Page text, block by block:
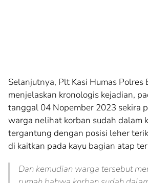
Selanjutnya, Plt Kasi Humas Polres
menjelaskan kronologis kejadian,
tanggal 04 Nopember 2023 sekira
warga nelihat korban sudah dalam
tergantung dengan posisi leher
di kaitkan pada kayu bagian atap
Dan kemudian warga tersebut